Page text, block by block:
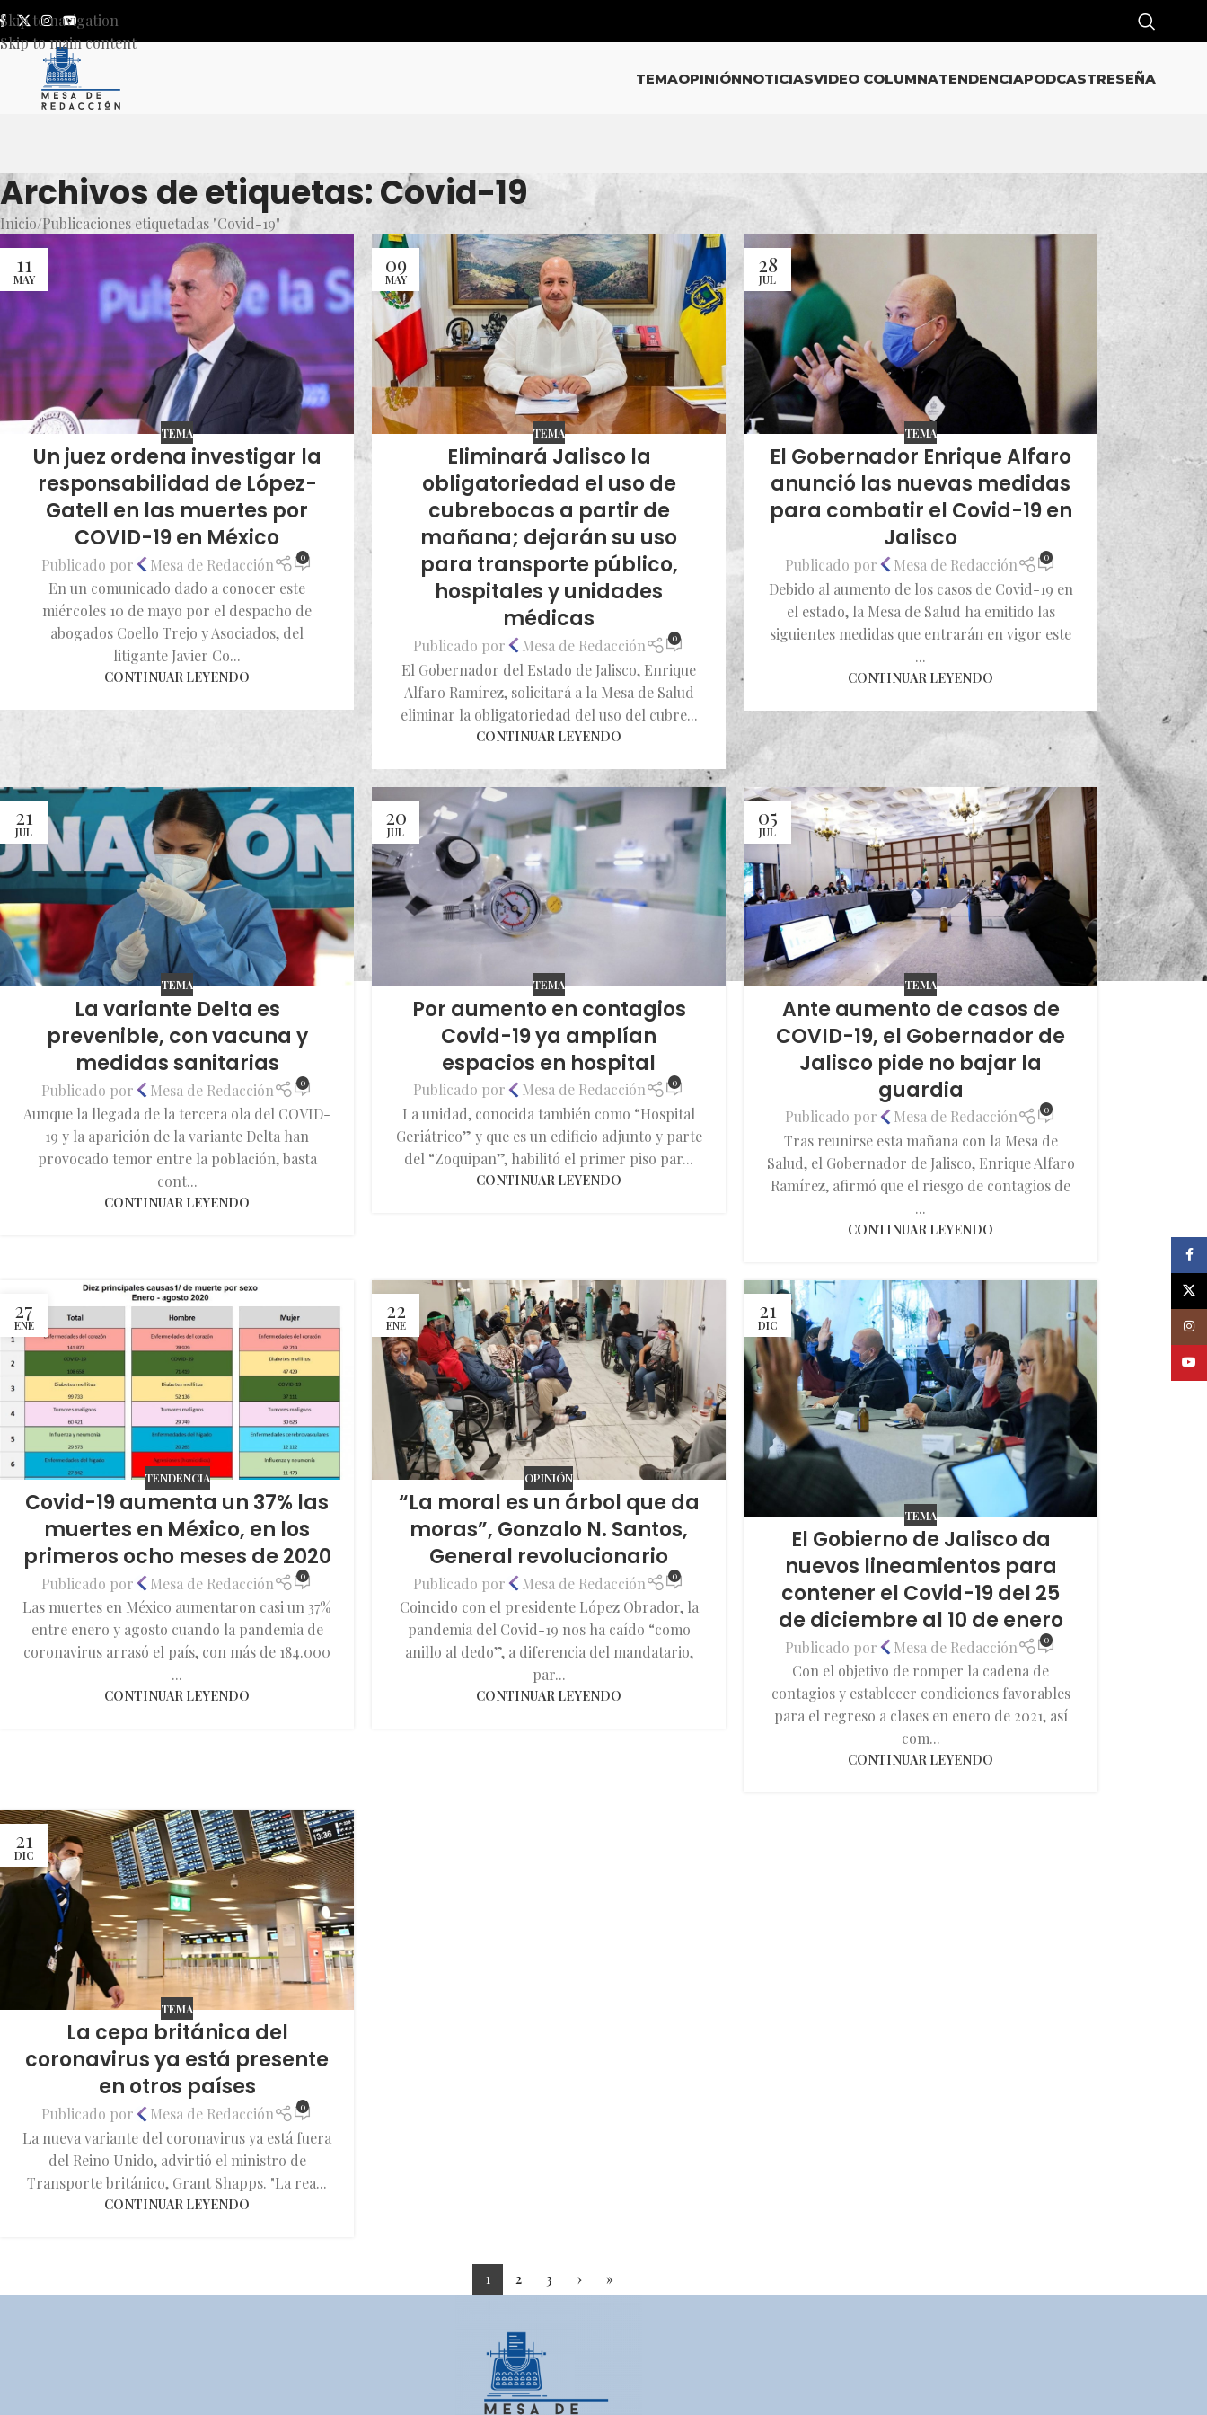
Skip to navigation
Skip to main content
TEMAOPINIÓNNOTICIASVIDEO COLUMNATENDENCIAPODCASTRESEÑA
Archivos de etiquetas: Covid-19
Inicio Publicaciones etiquetadas "Covid-19"
11
MAY
TEMA
Un juez ordena investigar la
responsabilidad de López-
Gatell en las muertes por
COVID-19 en México
Publicado por Mesa de Redacción 0
En un comunicado dado a conocer este
miércoles 10 de mayo por el despacho de
abogados Coello Trejo y Asociados, del
litigante Javier Co...
CONTINUAR LEYENDO
09
MAY
TEMA
Eliminará Jalisco la
obligatoriedad el uso de
cubrebocas a partir de
mañana; dejarán su uso
para transporte público,
hospitales y unidades
médicas
Publicado por Mesa de Redacción 0
El Gobernador del Estado de Jalisco, Enrique
Alfaro Ramírez, solicitará a la Mesa de Salud
eliminar la obligatoriedad del uso del cubre...
CONTINUAR LEYENDO
28
JUL
TEMA
El Gobernador Enrique Alfaro
anunció las nuevas medidas
para combatir el Covid-19 en
Jalisco
Publicado por Mesa de Redacción 0
Debido al aumento de los casos de Covid-19 en
el estado, la Mesa de Salud ha emitido las
siguientes medidas que entrarán en vigor este
...
CONTINUAR LEYENDO
21
JUL
TEMA
La variante Delta es
prevenible, con vacuna y
medidas sanitarias
Publicado por Mesa de Redacción 0
Aunque la llegada de la tercera ola del COVID-
19 y la aparición de la variante Delta han
provocado temor entre la población, basta
cont...
CONTINUAR LEYENDO
20
JUL
TEMA
Por aumento en contagios
Covid-19 ya amplían
espacios en hospital
Publicado por Mesa de Redacción 0
La unidad, conocida también como “Hospital
Geriátrico” y que es un edificio adjunto y parte
del “Zoquipan”, habilitó el primer piso par...
CONTINUAR LEYENDO
05
JUL
TEMA
Ante aumento de casos de
COVID-19, el Gobernador de
Jalisco pide no bajar la
guardia
Publicado por Mesa de Redacción 0
Tras reunirse esta mañana con la Mesa de
Salud, el Gobernador de Jalisco, Enrique Alfaro
Ramírez, afirmó que el riesgo de contagios de
...
CONTINUAR LEYENDO
27
ENE
TENDENCIA
Covid-19 aumenta un 37% las
muertes en México, en los
primeros ocho meses de 2020
Publicado por Mesa de Redacción 0
Las muertes en México aumentaron casi un 37%
entre enero y agosto cuando la pandemia de
coronavirus arrasó el país, con más de 184.000
...
CONTINUAR LEYENDO
22
ENE
OPINIÓN
“La moral es un árbol que da
moras”, Gonzalo N. Santos,
General revolucionario
Publicado por Mesa de Redacción 0
Coincido con el presidente López Obrador, la
pandemia del Covid-19 nos ha caído “como
anillo al dedo”, a diferencia del mandatario,
par...
CONTINUAR LEYENDO
21
DIC
TEMA
El Gobierno de Jalisco da
nuevos lineamientos para
contener el Covid-19 del 25
de diciembre al 10 de enero
Publicado por Mesa de Redacción 0
Con el objetivo de romper la cadena de
contagios y establecer condiciones favorables
para el regreso a clases en enero de 2021, así
com...
CONTINUAR LEYENDO
21
DIC
TEMA
La cepa británica del
coronavirus ya está presente
en otros países
Publicado por Mesa de Redacción 0
La nueva variante del coronavirus ya está fuera
del Reino Unido, advirtió el ministro de
Transporte británico, Grant Shapps. "La rea...
CONTINUAR LEYENDO
1 2 3 › »